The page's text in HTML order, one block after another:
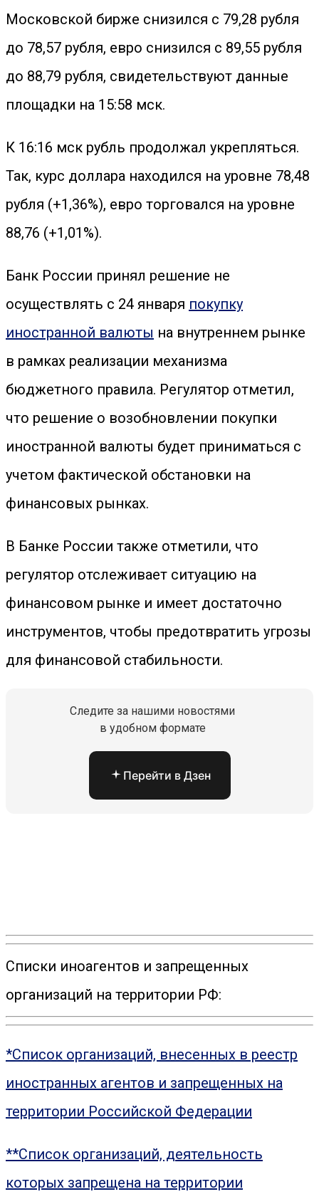
Московской бирже снизился с 79,28 рубля
до 78,57 рубля, евро снизился с 89,55 рубля
до 88,79 рубля, свидетельствуют данные
площадки на 15:58 мск.
К 16:16 мск рубль продолжал укрепляться.
Так, курс доллара находился на уровне 78,48
рубля (+1,36%), евро торговался на уровне
88,76 (+1,01%).
Банк России принял решение не
осуществлять с 24 января покупку
иностранной валюты на внутреннем рынке
в рамках реализации механизма
бюджетного правила. Регулятор отметил,
что решение о возобновлении покупки
иностранной валюты будет приниматься с
учетом фактической обстановки на
финансовых рынках.
В Банке России также отметили, что
регулятор отслеживает ситуацию на
финансовом рынке и имеет достаточно
инструментов, чтобы предотвратить угрозы
для финансовой стабильности.
Следите за нашими новостями
в удобном формате
Перейти в Дзен
Списки иноагентов и запрещенных
организаций на территории РФ:
*Список организаций, внесенных в реестр
иностранных агентов и запрещенных на
территории Российской Федерации
**Список организаций, деятельность
которых запрещена на территории